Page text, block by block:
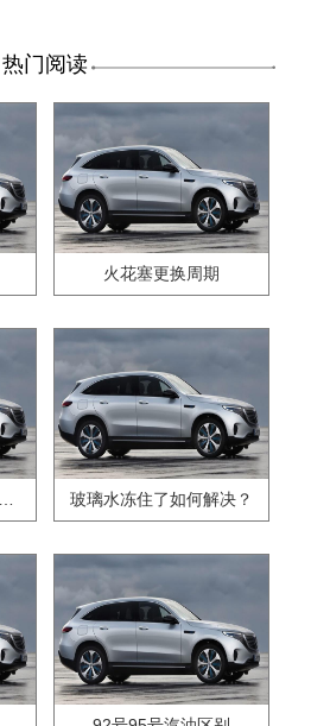
热门阅读
火花塞更换周期
玻璃水冻住了如何解决？